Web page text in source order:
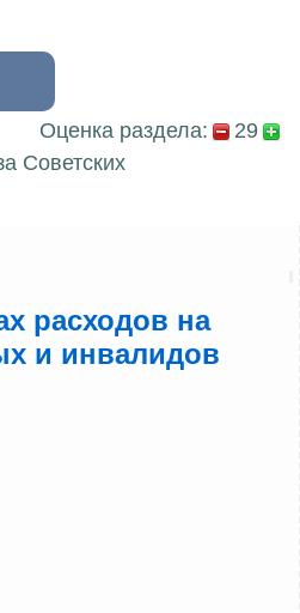
Оценка раздела:
29
Советских
расходов на
и инвалидов